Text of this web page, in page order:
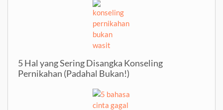
5 Hal yang Sering Disangka Konseling
Pernikahan (Padahal Bukan!)